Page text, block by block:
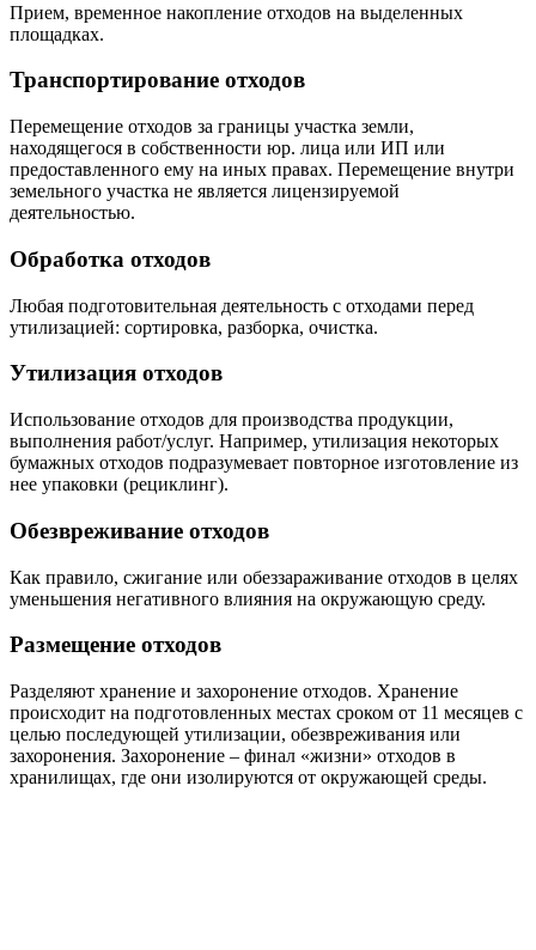
Прием, временное накопление отходов на выделенных
площадках.
Транспортирование отходов
Перемещение отходов за границы участка земли,
находящегося в собственности юр. лица или ИП или
предоставленного ему на иных правах. Перемещение внутри
земельного участка не является лицензируемой
деятельностью.
Обработка отходов
Любая подготовительная деятельность с отходами перед
утилизацией: сортировка, разборка, очистка.
Утилизация отходов
Использование отходов для производства продукции,
выполнения работ/услуг. Например, утилизация некоторых
бумажных отходов подразумевает повторное изготовление из
нее упаковки (рециклинг).
Обезвреживание отходов
Как правило, сжигание или обеззараживание отходов в целях
уменьшения негативного влияния на окружающую среду.
Размещение отходов
Разделяют хранение и захоронение отходов. Хранение
происходит на подготовленных местах сроком от 11 месяцев с
целью последующей утилизации, обезвреживания или
захоронения. Захоронение – финал «жизни» отходов в
хранилищах, где они изолируются от окружающей среды.